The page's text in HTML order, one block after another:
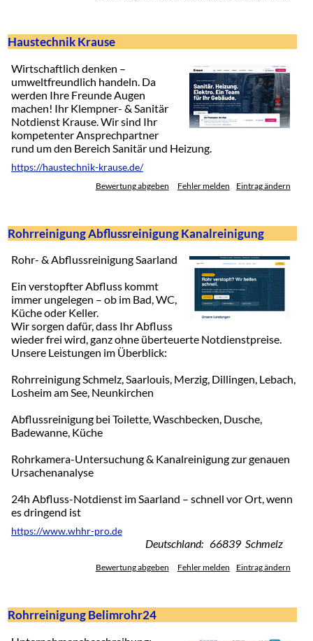
Haustechnik Krause
Wirtschaftlich denken –
umweltfreundlich handeln. Da
werden Ihre Freunde Augen
machen! Ihr Klempner- & Sanitär
Notdienst Krause. Wir sind Ihr
kompetenter Ansprechpartner
rund um den Bereich Sanitär und Heizung.
https://haustechnik-krause.de/
Bewertung abgeben Fehler melden Eintrag ändern
Rohrreinigung Abflussreinigung Kanalreinigung
Rohr- & Abflussreinigung Saarland
Ein verstopfter Abfluss kommt
immer ungelegen – ob im Bad, WC,
Küche oder Keller.
Wir sorgen dafür, dass Ihr Abfluss
wieder frei wird, ganz ohne überteuerte Notdienstpreise.
Unsere Leistungen im Überblick:
Rohrreinigung Schmelz, Saarlouis, Merzig, Dillingen, Lebach,
Losheim am See, Neunkirchen
Abflussreinigung bei Toilette, Waschbecken, Dusche,
Badewanne, Küche
Rohrkamera-Untersuchung & Kanalreinigung zur genauen
Ursachenanalyse
24h Abfluss-Notdienst im Saarland – schnell vor Ort, wenn
es dringend ist
https://www.whhr-pro.de
Deutschland: 66839 Schmelz
Bewertung abgeben Fehler melden Eintrag ändern
Rohrreinigung Belimrohr24